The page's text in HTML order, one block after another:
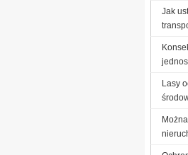
Jak
Lasy